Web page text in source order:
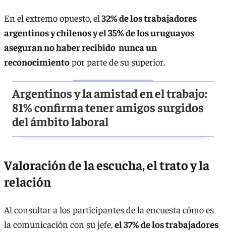
En el extremo opuesto, el32% de los trabajadores
argentinos y chilenos y el 35% de los uruguayos
aseguranno haber recibido nunca un
reconocimientopor parte de su superior.
Argentinos y la amistad en el trabajo:
81% confirma tener amigos surgidos
del ámbito laboral
Valoración de la escucha, el trato y la
relación
Al consultar a los participantes de la encuesta cómo es
la comunicación con su jefe,el 37% de los trabajadores